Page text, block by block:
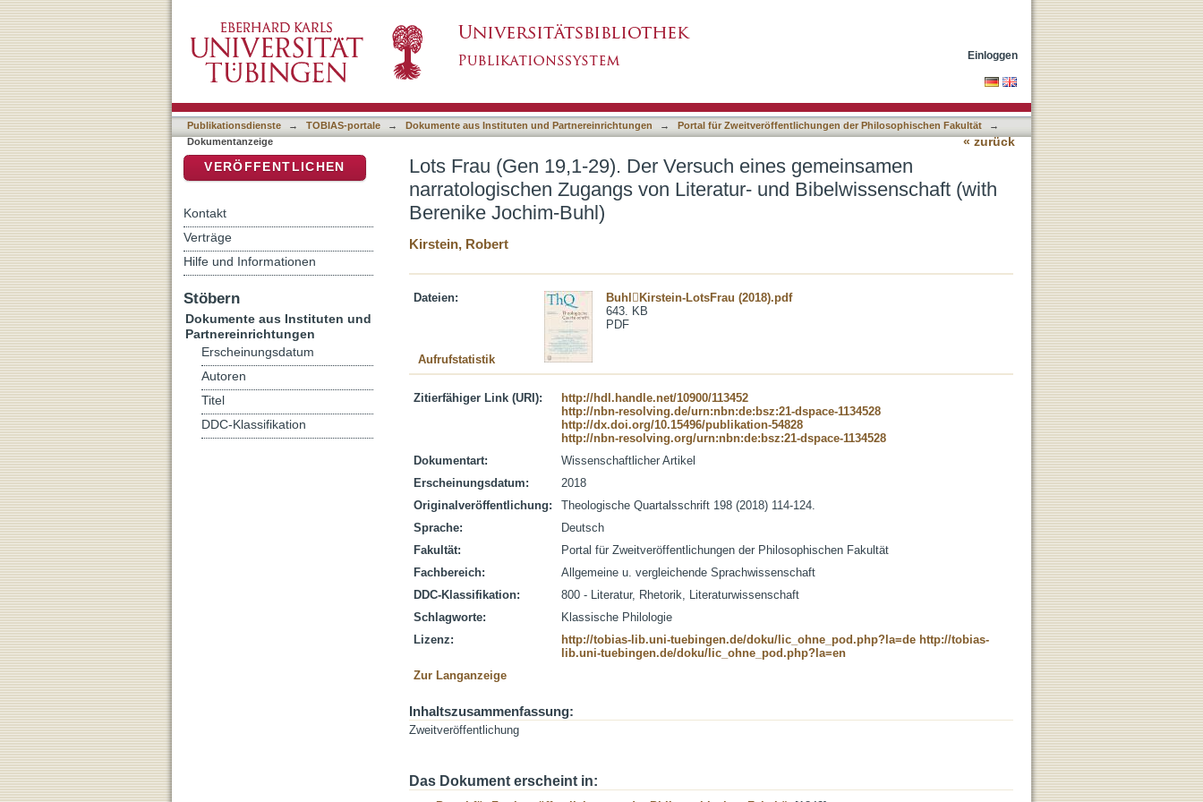
Literatur- und Bibelwissenschaft (with Berenike Jochim-Buhl)
Einloggen
Publikationsdienste → TOBIAS-portale → Dokumente aus Instituten und Partnereinrichtungen → Portal für Zweitveröffentlichungen der Philosophischen Fakultät
→
Dokumentanzeige
« zurück
Lots Frau (Gen 19,1-29). Der Versuch eines gemeinsamen
narratologischen Zugangs von Literatur- und Bibelwissenschaft (with
Berenike Jochim-Buhl)
Kirstein, Robert
Dateien:
BuhlKirstein-LotsFrau (2018).pdf
643. KB
PDF
Aufrufstatistik
Zitierfähiger Link (URI):
http://hdl.handle.net/10900/113452
http://nbn-resolving.de/urn:nbn:de:bsz:21-dspace-1134528
http://dx.doi.org/10.15496/publikation-54828
http://nbn-resolving.org/urn:nbn:de:bsz:21-dspace-1134528
Dokumentart:
Wissenschaftlicher Artikel
Erscheinungsdatum:
2018
Originalveröffentlichung:
Theologische Quartalsschrift 198 (2018) 114-124.
Sprache:
Deutsch
Fakultät:
Portal für Zweitveröffentlichungen der Philosophischen Fakultät
Fachbereich:
Allgemeine u. vergleichende Sprachwissenschaft
DDC-Klassifikation:
800 - Literatur, Rhetorik, Literaturwissenschaft
Schlagworte:
Klassische Philologie
Lizenz:
http://tobias-lib.uni-tuebingen.de/doku/lic_ohne_pod.php?la=de http://tobias-
lib.uni-tuebingen.de/doku/lic_ohne_pod.php?la=en
Zur Langanzeige
Inhaltszusammenfassung:
Zweitveröffentlichung
Das Dokument erscheint in:
VERÖFFENTLICHEN
Kontakt
Verträge
Hilfe und Informationen
Stöbern
Dokumente aus Instituten und
Partnereinrichtungen
Erscheinungsdatum
Autoren
Titel
DDC-Klassifikation